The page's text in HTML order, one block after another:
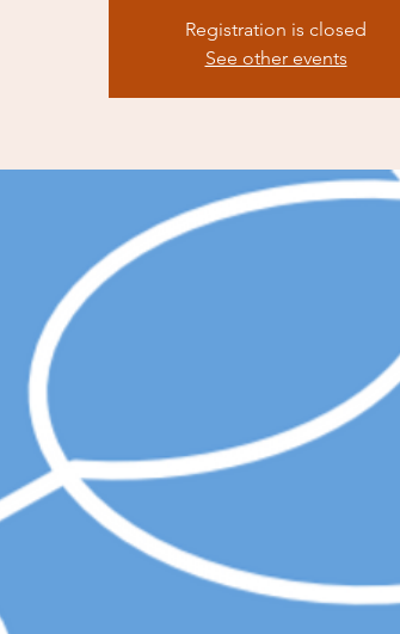
Registration is closed
See other events